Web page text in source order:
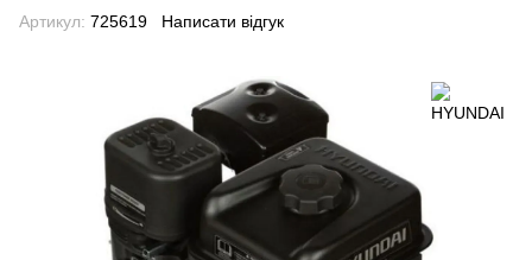
Артикул: 725619 Написати відгук